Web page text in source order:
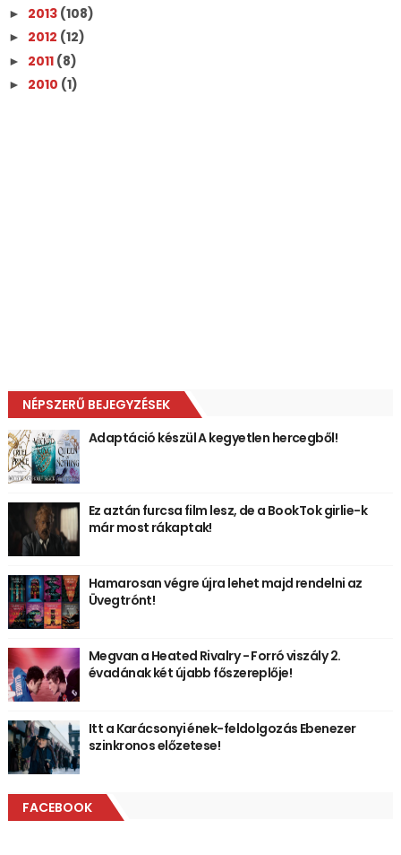
► 2013 (108)
► 2012 (12)
► 2011 (8)
► 2010 (1)
NÉPSZERŰ BEJEGYZÉSEK
Adaptáció készül A kegyetlen hercegből!
Ez aztán furcsa film lesz, de a BookTok girlie-k
már most rákaptak!
Hamarosan végre újra lehet majd rendelni az
Üvegtrónt!
Megvan a Heated Rivalry - Forró viszály 2.
évadának két újabb főszereplője!
Itt a Karácsonyi ének-feldolgozás Ebenezer
szinkronos előzetese!
FACEBOOK